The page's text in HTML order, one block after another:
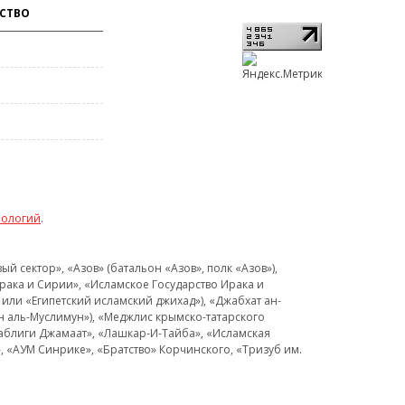
.
«Азов» (батальон «Азов», полк «Азов»),
и Сирии», «Исламское Государство Ирака и
«Египетский исламский джихад»), «Джабхат ан-
Муслимун»), «Меджлис крымско-татарского
Джамаат», «Лашкар-И-Тайба», «Исламская
Синрике», «Братство» Корчинского, «Тризуб им.